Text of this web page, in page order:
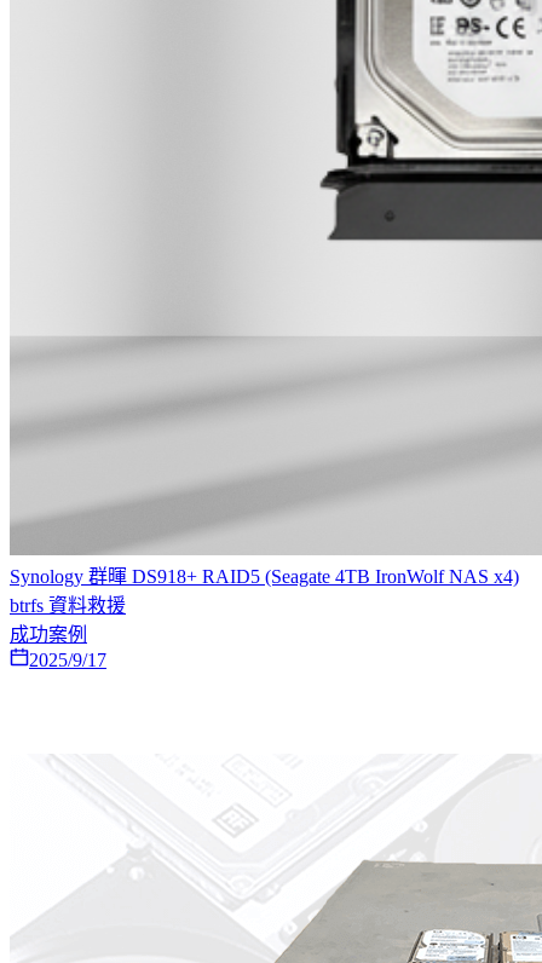
Synology 群暉 DS918+ RAID5 (Seagate 4TB IronWolf NAS x4)
btrfs 資料救援
成功案例
2025/9/17